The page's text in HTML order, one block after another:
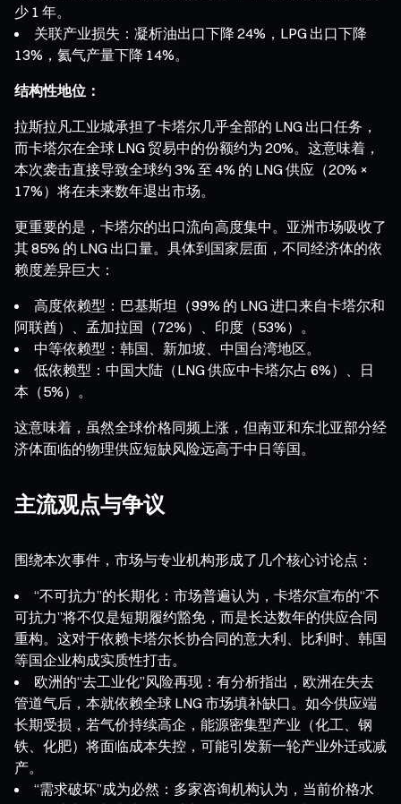
少 1 年。
关联产业损失：凝析油出口下降 24%，LPG 出口下降
13%，氦气产量下降 14%。
结构性地位：
拉斯拉凡工业城承担了卡塔尔几乎全部的 LNG 出口任务，
而卡塔尔在全球 LNG 贸易中的份额约为 20%。这意味着，
本次袭击直接导致全球约 3% 至 4% 的 LNG 供应（20% ×
17%）将在未来数年退出市场。
更重要的是，卡塔尔的出口流向高度集中。亚洲市场吸收了
其 85% 的 LNG 出口量。具体到国家层面，不同经济体的依
赖度差异巨大：
高度依赖型：巴基斯坦（99% 的 LNG 进口来自卡塔尔和
阿联酋）、孟加拉国（72%）、印度（53%）。
中等依赖型：韩国、新加坡、中国台湾地区。
低依赖型：中国大陆（LNG 供应中卡塔尔占 6%）、日
本（5%）。
这意味着，虽然全球价格同频上涨，但南亚和东北亚部分经
济体面临的物理供应短缺风险远高于中日等国。
主流观点与争议
围绕本次事件，市场与专业机构形成了几个核心讨论点：
“不可抗力”的长期化：市场普遍认为，卡塔尔宣布的“不
可抗力”将不仅是短期履约豁免，而是长达数年的供应合同
重构。这对于依赖卡塔尔长协合同的意大利、比利时、韩国
等国企业构成实质性打击。
欧洲的“去工业化”风险再现：有分析指出，欧洲在失去
管道气后，本就依赖全球 LNG 市场填补缺口。如今供应端
长期受损，若气价持续高企，能源密集型产业（化工、钢
铁、化肥）将面临成本失控，可能引发新一轮产业外迁或减
产。
“需求破坏”成为必然：多家咨询机构认为，当前价格水